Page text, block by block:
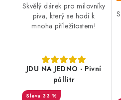
Skvělý dárek pro milovníky
piva, který se hodí k
mnoha příležitostem!
JDU NA JEDNO - Pivní
půllitr
33 %